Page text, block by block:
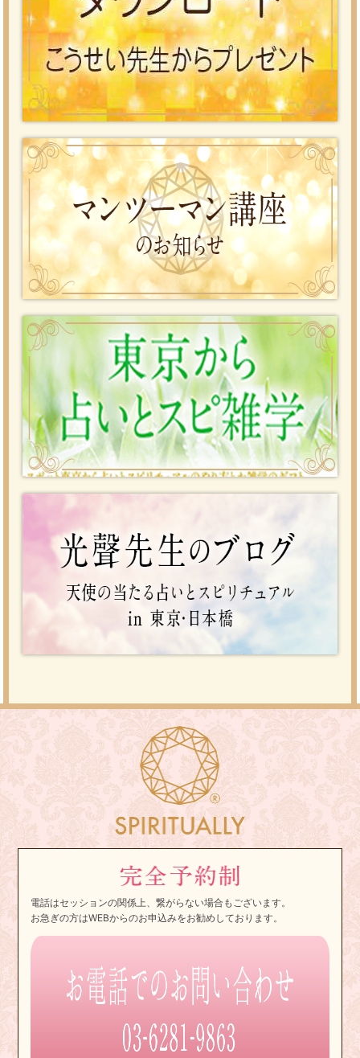
電話はセッションの関係上、繋がらない場合もございます。
お急ぎの方はWEBからのお申込みをお勧めしております。